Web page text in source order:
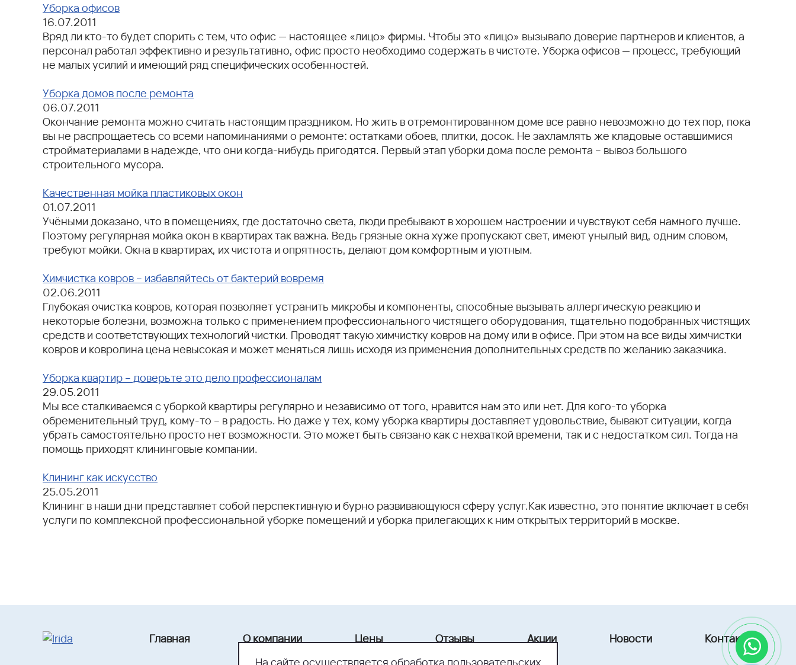
Уборка офисов
16.07.2011
Вряд ли кто-то будет спорить с тем, что офис — настоящее «лицо» фирмы. Чтобы это «лицо» вызывало доверие партнеров и клиентов, а
персонал работал эффективно и результативно, офис просто необходимо содержать в чистоте. Уборка офисов — процесс, требующий
не малых усилий и имеющий ряд специфических особенностей.
Уборка домов после ремонта
06.07.2011
Окончание ремонта можно считать настоящим праздником. Но жить в отремонтированном доме все равно невозможно до тех пор, пока
вы не распрощаетесь со всеми напоминаниями о ремонте: остатками обоев, плитки, досок. Не захламлять же кладовые оставшимися
стройматериалами в надежде, что они когда-нибудь пригодятся. Первый этап уборки дома после ремонта – вывоз большого
строительного мусора.
Качественная мойка пластиковых окон
01.07.2011
Учёными доказано, что в помещениях, где достаточно света, люди пребывают в хорошем настроении и чувствуют себя намного лучше.
Поэтому регулярная мойка окон в квартирах так важна. Ведь грязные окна хуже пропускают свет, имеют унылый вид, одним словом,
требуют мойки. Окна в квартирах, их чистота и опрятность, делают дом комфортным и уютным.
Химчистка ковров – избавляйтесь от бактерий вовремя
02.06.2011
Глубокая очистка ковров, которая позволяет устранить микробы и компоненты, способные вызывать аллергическую реакцию и
некоторые болезни, возможна только с применением профессионального чистящего оборудования, тщательно подобранных чистящих
средств и соответствующих технологий чистки. Проводят такую химчистку ковров на дому или в офисе. При этом на все виды химчистки
ковров и ковролина цена невысокая и может меняться лишь исходя из применения дополнительных средств по желанию заказчика.
Уборка квартир – доверьте это дело профессионалам
29.05.2011
Мы все сталкиваемся с уборкой квартиры регулярно и независимо от того, нравится нам это или нет. Для кого-то уборка
обременительный труд, кому-то – в радость. Но даже у тех, кому уборка квартиры доставляет удовольствие, бывают ситуации, когда
убрать самостоятельно просто нет возможности. Это может быть связано как с нехваткой времени, так и с недостатком сил. Тогда на
помощь приходят клининговые компании.
Клининг как искусство
25.05.2011
Клининг в наши дни представляет собой перспективную и бурно развивающуюся сферу услуг.Как известно, это понятие включает в себя
услуги по комплексной профессиональной уборке помещений и уборка прилегающих к ним открытых территорий в москве.
Главная О компании Цены Отзывы Акции Новости
Контакты
На сайте осуществляется обработка пользовательских